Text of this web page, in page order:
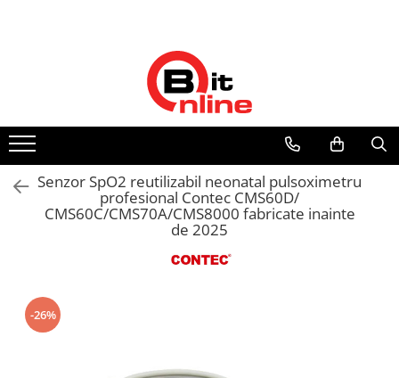
Aparate aerosoli si accesorii
Aparate aerosoli
Camere inhalare
Accesorii
Tensiometre
Termometre
Distribuitor autorizat Philips
Senzor SpO2 reutilizabil neonatal pulsoximetru
profesional Contec CMS60D/
CMS60C/CMS70A/CMS8000 fabricate inainte
de 2025
-26%